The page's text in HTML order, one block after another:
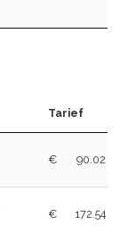
Tarief
€ 90.02
€ 172.54